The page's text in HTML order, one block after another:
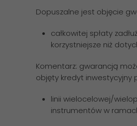
Dopuszalne jest objęcie
całkowitej spłaty
korzystniejsze niż
Komentarz: gwarancją
objęty kredyt inwestycyjny
linii wielocelowej/
instrumentów w